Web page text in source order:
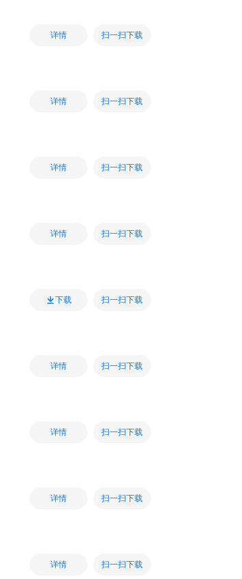
详情 扫一扫下载
详情 扫一扫下载
详情 扫一扫下载
详情 扫一扫下载
下载 扫一扫下载
详情 扫一扫下载
详情 扫一扫下载
详情 扫一扫下载
详情 扫一扫下载